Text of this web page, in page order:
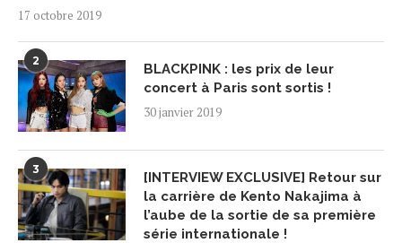
17 octobre 2019
2
BLACKPINK : les prix de leur
concert à Paris sont sortis !
30 janvier 2019
3
[INTERVIEW EXCLUSIVE] Retour sur
la carrière de Kento Nakajima à
l’aube de la sortie de sa première
série internationale !